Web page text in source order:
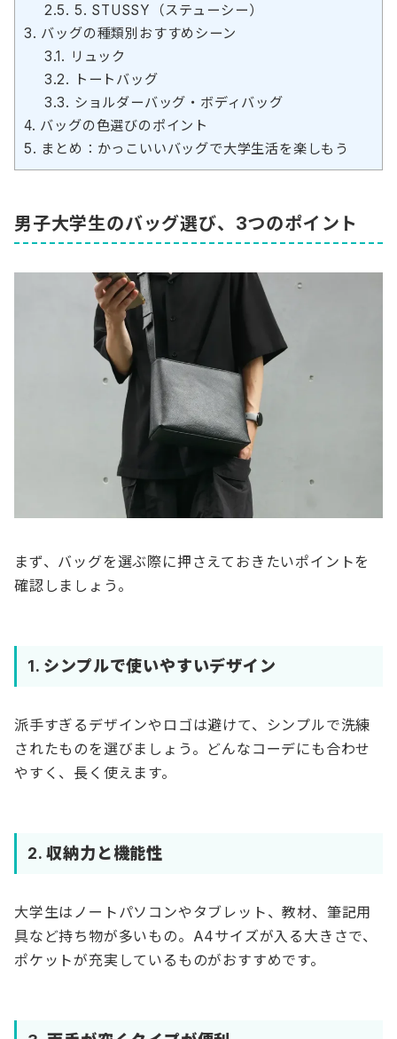
2.5. 5. STUSSY（ステューシー）
3. バッグの種類別おすすめシーン
3.1. リュック
3.2.
トートバッグ
3.3. ショルダーバッグ・ボディバッグ
4. バッグの色選びのポイント
5. まとめ：かっこいいバッグで大学生活を楽しもう
男子大学生のバッグ選び、3つのポイント
まず、バッグを選ぶ際に押さえておきたいポイントを
確認しましょう。
1. シンプルで使いやすいデザイン
派手すぎるデザインやロゴは避けて、シンプルで洗練
されたものを選びましょう。どんなコーデにも合わせ
やすく、長く使えます。
2.収納力と機能性
大学生はノートパソコンやタブレット、教材、筆記用
具など持ち物が多いもの。A4サイズが入る大きさで、
ポケットが充実しているものがおすすめです。